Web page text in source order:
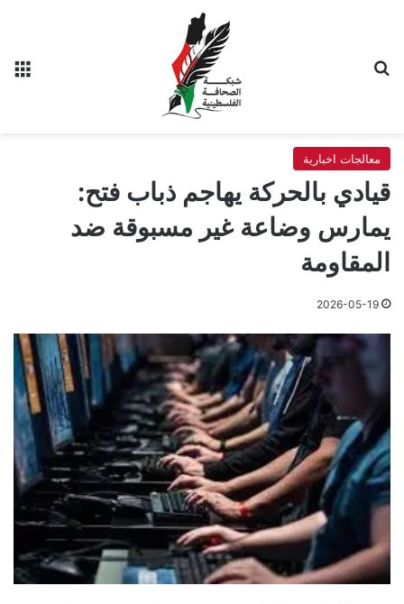
معالجات اخبارية
قيادي بالحركة يهاجم ذباب فتح:
يمارس وضاعة غير مسبوقة ضد
المقاومة
2026-05-19